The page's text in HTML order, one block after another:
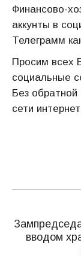
Финансово-
аккунты в
Телеграмм
Просим всех
социальные
Без обратной
сети
повводом